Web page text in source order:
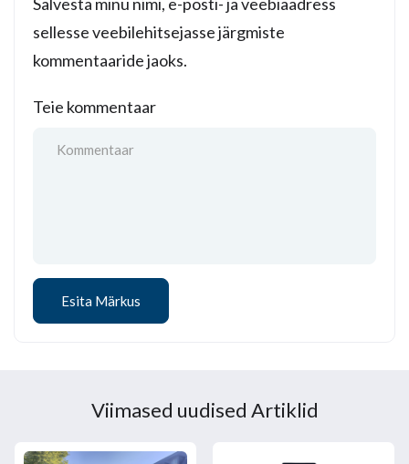
sellesse veebilehitsejasse järgmiste
kommentaaride jaoks.
Teie kommentaar
Viimased uudised Artiklid